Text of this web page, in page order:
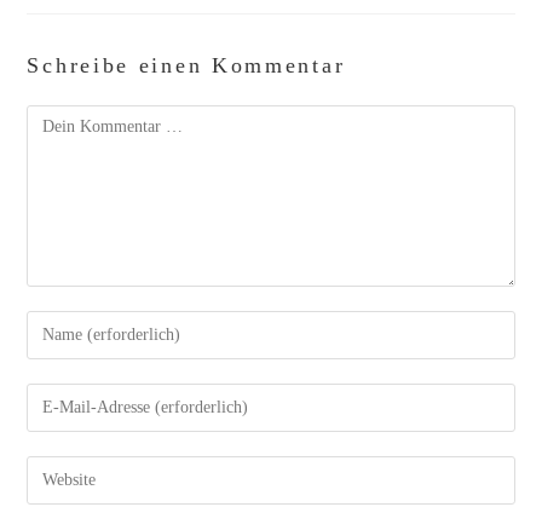
Schreibe einen Kommentar
Kommentar
Gib
deinen
Namen
oder
zum
Kommentieren
ein
Gib
deine
E-
Mail-
zum
Kommentieren
ein
Gib
deine
Website-